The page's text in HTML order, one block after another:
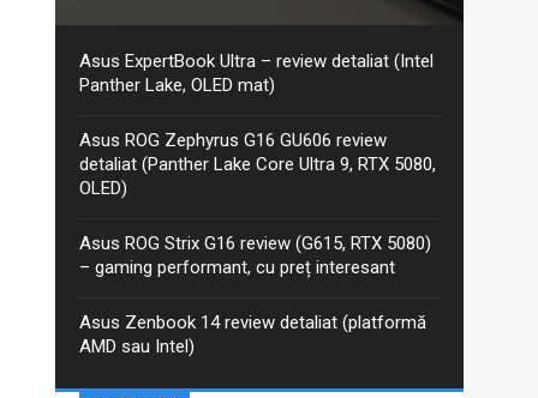
Aceasta este recenzia mea detaliată pentru varianta
actualizată 2026 GoPro Edition din seria Asus ProArt
PX13. Am discutat despre ProArt PX13 într-un articol
anterior, iar între timp Asus a...
Asus ExpertBook Ultra – review detaliat (Intel
Panther Lake, OLED mat)
Asus ROG Zephyrus G16 GU606 review
detaliat (Panther Lake Core Ultra 9, RTX 5080,
OLED)
Asus ROG Strix G16 review (G615, RTX 5080)
– gaming performant, cu preț interesant
Asus Zenbook 14 review detaliat (platformă
AMD sau Intel)